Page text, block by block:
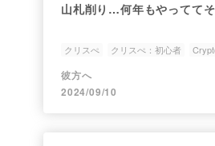
山札削り…何年もやってて
クリスぺ クリスぺ：初心者
彼方へ
2024/09/10